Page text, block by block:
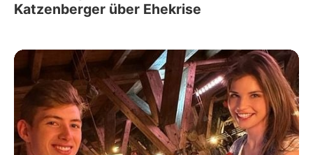
Katzenberger über Ehekrise